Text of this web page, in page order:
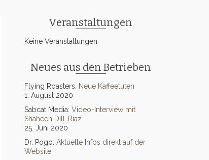
Veranstaltungen
Keine Veranstaltungen
Neues aus den Betrieben
Flying Roasters: Neue Kaffeetüten
1. August 2020
Sabcat Media: Video-Interview mit
Shaheen Dill-Riaz
25. Juni 2020
Dr. Pogo: Aktuelle Infos direkt auf der
Website